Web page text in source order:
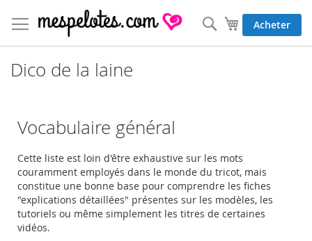
au
contenu
Mon panier
Acheter
Rechercher
Dico de la laine
Vocabulaire général
Cette liste est loin d'être exhaustive sur les mots
couramment employés dans le monde du tricot, mais
constitue une bonne base pour comprendre les fiches
"explications détaillées" présentes sur les modèles, les
tutoriels ou même simplement les titres de certaines
vidéos.